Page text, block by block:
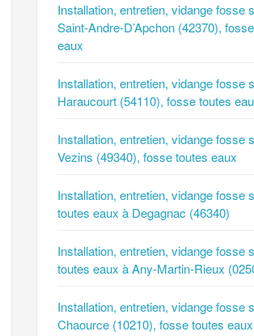
Installation, entretien, vidange fosse
Saint-Andre-D’Apchon (42370),
eaux
Installation, entretien, vidange fosse
Haraucourt (54110), fosse toutes
Installation, entretien, vidange fosse
Vezins (49340), fosse toutes eaux
Installation, entretien, vidange fosse
toutes eaux à Degagnac (46340)
Installation, entretien, vidange fosse
toutes eaux à Any-Martin-Rieux
Installation, entretien, vidange fosse
Chaource (10210), fosse toutes eaux